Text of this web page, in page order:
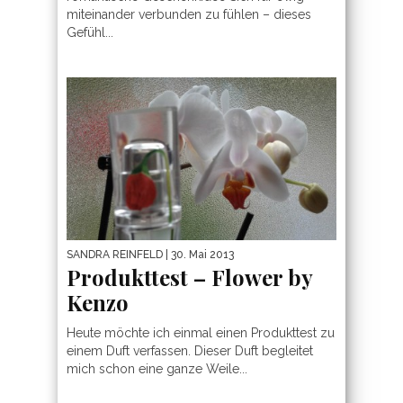
miteinander verbunden zu fühlen – dieses
Gefühl...
SANDRA REINFELD | 30. Mai 2013
Produkttest – Flower by
Kenzo
Heute möchte ich einmal einen Produkttest zu
einem Duft verfassen. Dieser Duft begleitet
mich schon eine ganze Weile...